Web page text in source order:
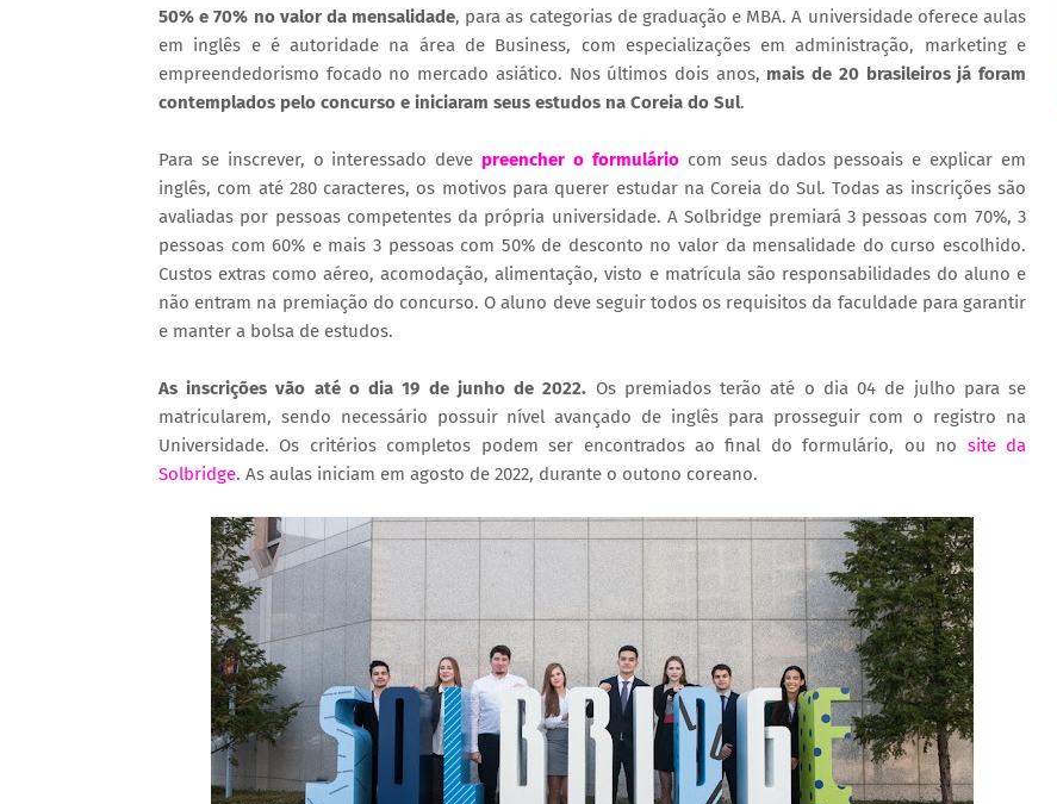
50% e 70% no valor da mensalidade, para as categorias de graduação e MBA. A universidade oferece aulas
em inglês e é autoridade na área de Business, com especializações em administração, marketing e
empreendedorismo focado no mercado asiático. Nos últimos dois anos, mais de 20 brasileiros já foram
contemplados pelo concurso e iniciaram seus estudos na Coreia do Sul.
Para se inscrever, o interessado deve preencher o formuláriocom seus dados pessoais e explicar em
inglês, com até 280 caracteres, os motivos para querer estudar na Coreia do Sul. Todas as inscrições são
avaliadas por pessoas competentes da própria universidade. A Solbridge premiará 3 pessoas com 70%, 3
pessoas com 60% e mais 3 pessoas com 50% de desconto no valor da mensalidade do curso escolhido.
Custos extras como aéreo, acomodação, alimentação, visto e matrícula são responsabilidades do aluno e
não entram na premiação do concurso. O aluno deve seguir todos os requisitos da faculdade para garantir
e manter a bolsa de estudos.
As inscrições vão até o dia 19 de junho de 2022. Os premiados terão até o dia 04 de julho para se
matricularem, sendo necessário possuir nível avançado de inglês para prosseguir com o registro na
Universidade. Os critérios completos podem ser encontrados ao final do formulário, ou no site da
Solbridge. As aulas iniciam em agosto de 2022, durante o outono coreano.